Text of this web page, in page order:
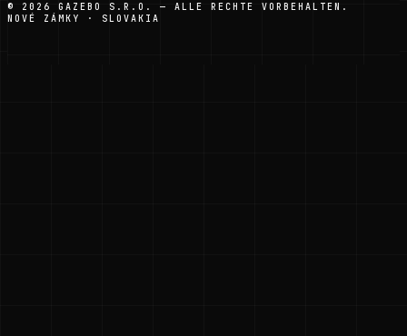
© 2026 GAZEBO S.R.O. — ALLE RECHTE VORBEHALTEN.
NOVÉ ZÁMKY · SLOVAKIA